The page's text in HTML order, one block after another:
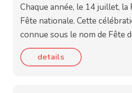
Chaque année, le 14 juillet, la
Fête nationale. Cette
connue sous le nom de Fête
details